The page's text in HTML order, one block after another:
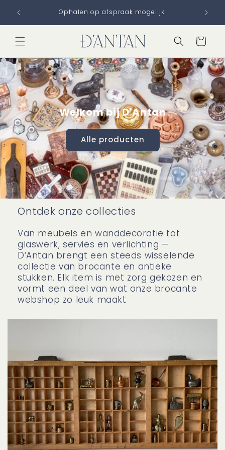
naar de
Ophalen op afspraak mogelijk
Welkom bij D'Antan
Alle producten
Ontdek onze collecties
Van meubels en wanddecoratie tot
glaswerk, servies en verlichting —
D’Antan brengt een steeds wisselende
collectie van brocante en antieke
stukken. Elk item is met zorg gekozen en
vormt een deel van wat onze brocante
webshop zo leuk maakt